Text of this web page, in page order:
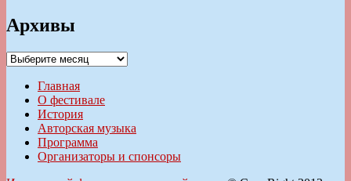
Архивы
Архивы
Главная
О фестивале
История
Авторская музыка
Программа
Организаторы и спонсоры